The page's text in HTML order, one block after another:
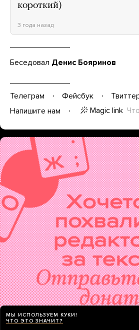
короткий)
3 года назад
Беседовал Денис Бояринов
Телеграм Фейсбук
Напишите нам
Magic link
МЫ ИСПОЛЬЗУЕМ КУКИ!
ЧТО ЭТО ЗНАЧИТ?